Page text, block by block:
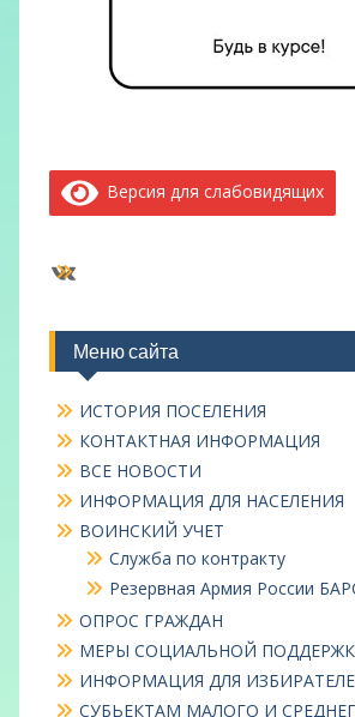
Версия для слабовидящих
ВКонтакте
Меню сайта
ИСТОРИЯ ПОСЕЛЕНИЯ
КОНТАКТНАЯ ИНФОРМАЦИЯ
ВСЕ НОВОСТИ
ИНФОРМАЦИЯ ДЛЯ НАСЕЛЕНИЯ
ВОИНСКИЙ УЧЕТ
Служба по контракту
Резервная Армия России
ОПРОС ГРАЖДАН
МЕРЫ СОЦИАЛЬНОЙ
ИНФОРМАЦИЯ ДЛЯ
СУБЬЕКТАМ МАЛОГО И